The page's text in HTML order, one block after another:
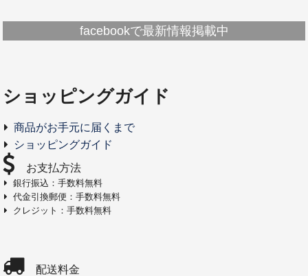
facebookで最新情報掲載中
ショッピングガイド
商品がお手元に届くまで
ショッピングガイド
お支払方法
銀行振込：手数料無料
代金引換郵便：手数料無料
クレジット：手数料無料
配送料金